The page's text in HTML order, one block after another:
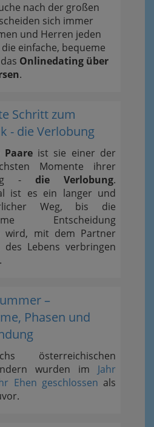
nach der großen
sich immer
und Herren jeden
einfache, bequeme
Onlinedating über
.
Schritt zum
- die Verlobung
Paareist sie einer der
Momente ihrer
- die Verlobung.
ist es ein langer und
Weg, bis die
Entscheidung
wird, mit dem Partner
des Lebens verbringen
–
Phasen und
österreichischen
wurden im Jahr
Ehen geschlossen als